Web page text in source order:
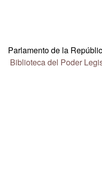
Parlamento de la
Biblioteca del Poder